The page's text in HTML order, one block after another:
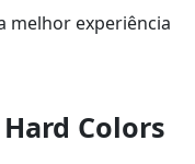
melhor experiência
Colors